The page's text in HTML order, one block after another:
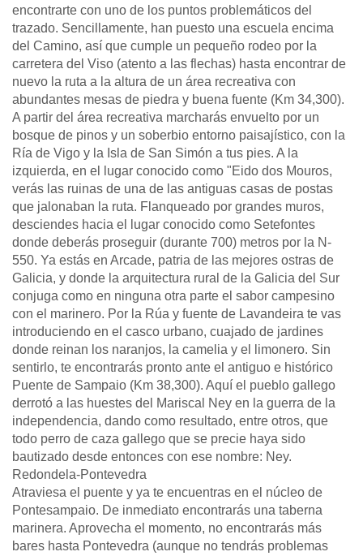
encontrarte con uno de los puntos problemáticos del
trazado. Sencillamente, han puesto una escuela encima
del Camino, así que cumple un pequeño rodeo por la
carretera del Viso (atento a las flechas) hasta encontrar de
nuevo la ruta a la altura de un área recreativa con
abundantes mesas de piedra y buena fuente (Km 34,300).
A partir del área recreativa marcharás envuelto por un
bosque de pinos y un soberbio entorno paisajístico, con la
Ría de Vigo y la Isla de San Simón a tus pies. A la
izquierda, en el lugar conocido como "Eido dos Mouros,
verás las ruinas de una de las antiguas casas de postas
que jalonaban la ruta. Flanqueado por grandes muros,
desciendes hacia el lugar conocido como Setefontes
donde deberás proseguir (durante 700) metros por la N-
550. Ya estás en Arcade, patria de las mejores ostras de
Galicia, y donde la arquitectura rural de la Galicia del Sur
conjuga como en ninguna otra parte el sabor campesino
con el marinero. Por la Rúa y fuente de Lavandeira te vas
introduciendo en el casco urbano, cuajado de jardines
donde reinan los naranjos, la camelia y el limonero. Sin
sentirlo, te encontrarás pronto ante el antiguo e histórico
Puente de Sampaio (Km 38,300). Aquí el pueblo gallego
derrotó a las huestes del Mariscal Ney en la guerra de la
independencia, dando como resultado, entre otros, que
todo perro de caza gallego que se precie haya sido
bautizado desde entonces con ese nombre: Ney.
Redondela-Pontevedra
Atraviesa el puente y ya te encuentras en el núcleo de
Pontesampaio. De inmediato encontrarás una taberna
marinera. Aprovecha el momento, no encontrarás más
bares hasta Pontevedra (aunque no tendrás problemas